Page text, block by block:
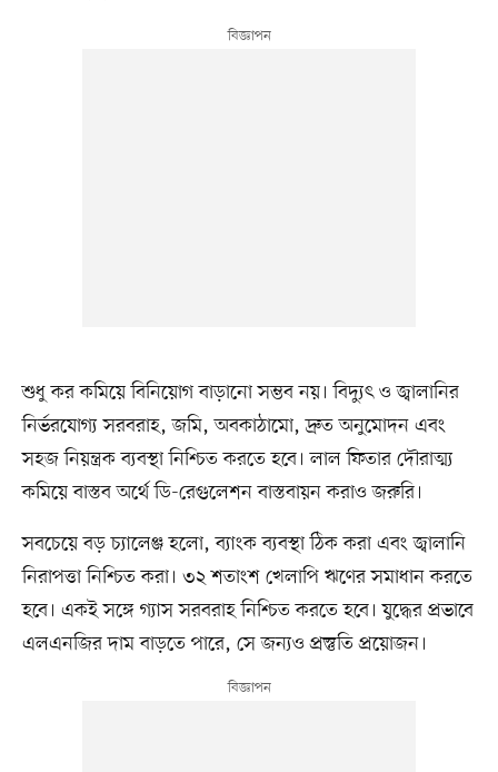
শুধু কর কমিয়ে বিনিয়োগ বাড়ানো সম্ভব নয়। বিদ্যুৎ ও জ্বালানির
নির্ভরযোগ্য সরবরাহ, জমি, অবকাঠামো, দ্রুত অনুমোদন এবং
সহজ নিয়ন্ত্রক ব্যবস্থা নিশ্চিত করতে হবে। লাল ফিতার দৌরাত্ম্য
কমিয়ে বাস্তব অর্থে ডি-রেগুলেশন বাস্তবায়ন করাও জরুরি।
সবচেয়ে বড় চ্যালেঞ্জ হলো, ব্যাংক ব্যবস্থা ঠিক করা এবং জ্বালানি
নিরাপত্তা নিশ্চিত করা। ৩২ শতাংশ খেলাপি ঋণের সমাধান করতে
হবে। একই সঙ্গে গ্যাস সরবরাহ নিশ্চিত করতে হবে। যুদ্ধের প্রভাবে
এলএনজির দাম বাড়তে পারে, সে জন্যও প্রস্তুতি প্রয়োজন।